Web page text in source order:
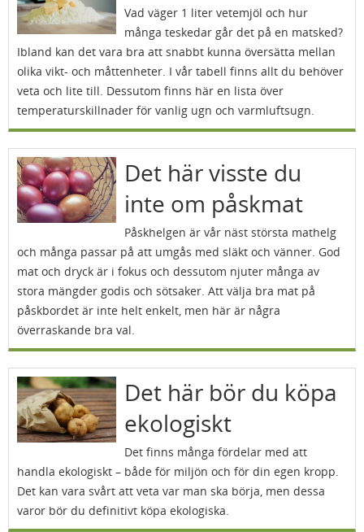
Vad väger 1 liter vetemjöl och hur
många teskedar går det på en matsked?
Ibland kan det vara bra att snabbt kunna översätta mellan
olika vikt- och måttenheter. I vår tabell finns allt du behöver
veta och lite till. Dessutom finns här en lista över
temperaturskillnader för vanlig ugn och varmluftsugn.
Det här visste du
inte om påskmat
Påskhelgen är vår näst största mathelg
och många passar på att umgås med släkt och vänner. God
mat och dryck är i fokus och dessutom njuter många av
stora mängder godis och sötsaker. Att välja bra mat på
påskbordet är inte helt enkelt, men här är några
överraskande bra val.
Det här bör du köpa
ekologiskt
Det finns många fördelar med att
handla ekologiskt – både för miljön och för din egen kropp.
Det kan vara svårt att veta var man ska börja, men dessa
varor bör du definitivt köpa ekologiska.